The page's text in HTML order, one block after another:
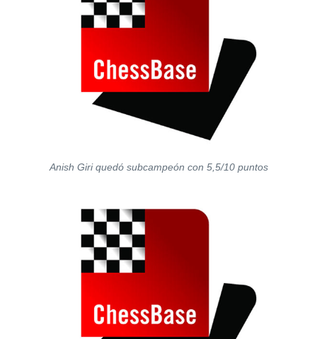
Anish Giri quedó subcampeón con 5,5/10 puntos